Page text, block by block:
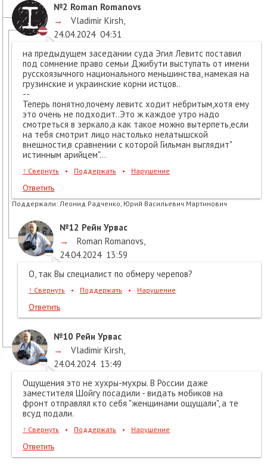
№2 Roman Romanovs
→
Vladimir Kirsh
24.04.2024 04:31
на предыдущем заседании суда Эгил Левитс поставил
под сомнение право семьи Джибути выступать от имени
русскоязычного национального меньшинства, намекая на
грузинские и украинские корни истцов..
--
Теперь понятно,почему левитс ходит небритым,хотя ему
это очень не подходит..Это ж каждое утро надо
смотреться в зеркало,а как такое можно вытерпеть,если
на тебя смотрит лицо настолько нелатышской
внешности,в сравнении с которой Гильман выглядит"
истинным арийцем"...
↑ Свернуть • Поддержать • Нарушение
Ответить
Поддержали: Леонид Радченко, Юрий Васильевич Мартинович
№12 Рейн Урвас
→
Roman Romanovs
24.04.2024 13:59
О, так Вы специалист по обмеру черепов?
↑ Свернуть • Поддержать • Нарушение
Ответить
№10 Рейн Урвас
→
Vladimir Kirsh
24.04.2024 13:49
Ощущения это не хухры-мухры. В России даже
заместителя Шойгу посадили - видать мобиков на
фронт отправлял кто себя "женщинами ощущали", а те
всуд подали.
↑ Свернуть • Поддержать • Нарушение
Ответить